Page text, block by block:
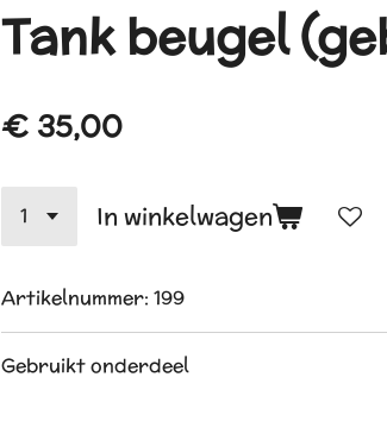
Tank beugel
€ 35,00
In winkelwagen
Artikelnummer: 199
Gebruikt onderdeel